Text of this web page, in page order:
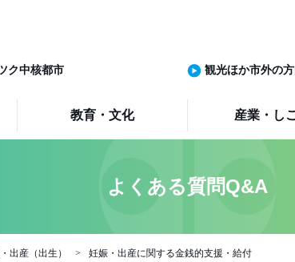
ク中核都市
教育・文化 産業・し
観光ほか市外の
よくある質問Q&A
出産（出生）
妊娠・出産に関する金銭的支援・給付